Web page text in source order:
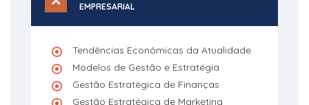
EMPRESARIAL
Tendências Econômicas da Atualidade
Modelos de Gestão e Estratégia
Gestão Estratégica de Finanças
Gestão Estratégica de Marketing